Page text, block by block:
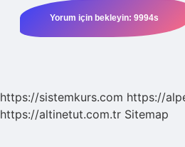
https://sistemkurs.com https://
https://altinetut.com.tr Sitemap